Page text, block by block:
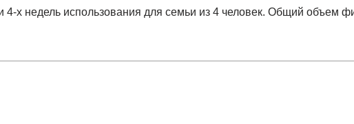
х недель использования для семьи из 4 человек. Общий объем